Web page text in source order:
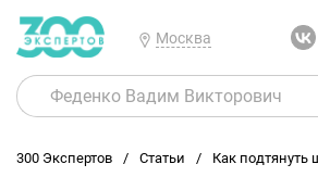
Москва
300 Экспертов Статьи Как подтянуть